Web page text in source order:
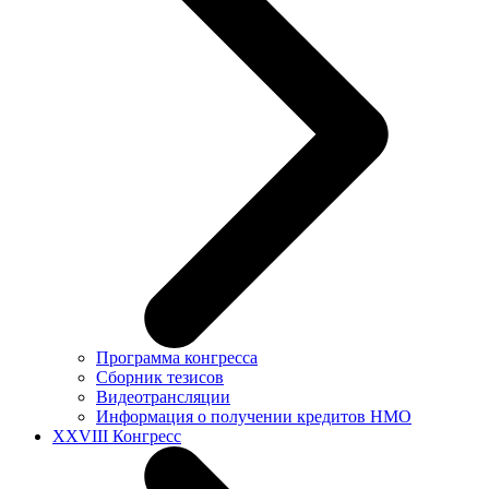
Программа конгресса
Сборник тезисов
Видеотрансляции
Информация о получении кредитов НМО
XXVIII Конгресс